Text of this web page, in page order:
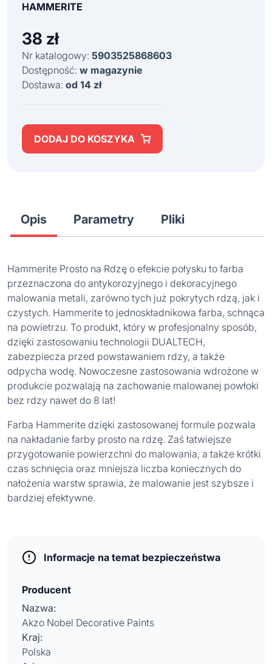
HAMMERITE
38 zł
Nr katalogowy: 5903525868603
Dostępność: w magazynie
Dostawa: od 14 zł
DODAJ DO KOSZYKA
Opis Parametry Pliki
Hammerite Prosto na Rdzę o efekcie połysku to farba
przeznaczona do antykorozyjnego i dekoracyjnego
malowania metali, zarówno tych już pokrytych rdzą, jak i
czystych. Hammerite to jednoskładnikowa farba, schnąca
na powietrzu. To produkt, który w profesjonalny sposób,
dzięki zastosowaniu technologii DUALTECH,
zabezpiecza przed powstawaniem rdzy, a także
odpycha wodę. Nowoczesne zastosowania wdrożone w
produkcie pozwalają na zachowanie malowanej powłoki
bez rdzy nawet do 8 lat!
Farba Hammerite dzięki zastosowanej formule pozwala
na nakładanie farby prosto na rdzę. Zaś łatwiejsze
przygotowanie powierzchni do malowania, a także krótki
czas schnięcia oraz mniejsza liczba koniecznych do
nałożenia warstw sprawia, że malowanie jest szybsze i
bardziej efektywne.
Informacje na temat bezpieczeństwa
Producent
Nazwa:
Akzo Nobel Decorative Paints
Kraj:
Polska